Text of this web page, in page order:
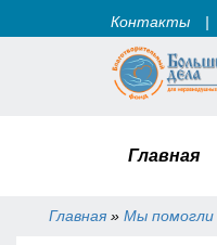
Контакты |
Главная
Главная » Мы помогли